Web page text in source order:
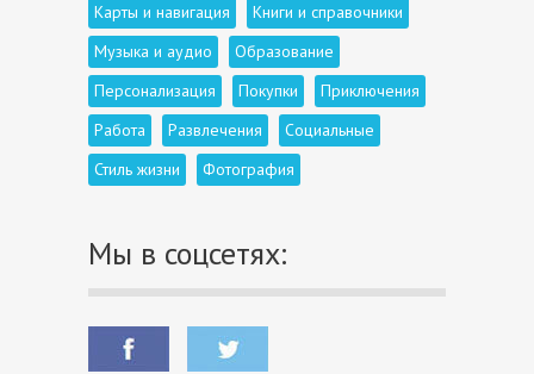
Карты и навигация
Книги и справочники
Музыка и аудио
Образование
Персонализация
Покупки
Приключения
Работа
Развлечения
Социальные
Стиль жизни
Фотография
Мы в соцсетях: